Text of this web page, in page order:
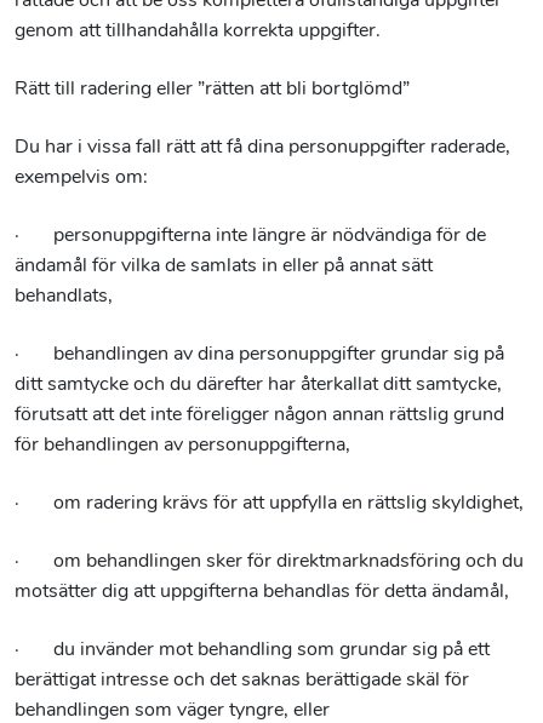
genom att tillhandahålla korrekta uppgifter.
Rätt till radering eller ”rätten att bli bortglömd”
Du har i vissa fall rätt att få dina personuppgifter raderade,
exempelvis om:
· personuppgifterna inte längre är nödvändiga för de
ändamål för vilka de samlats in eller på annat sätt
behandlats,
· behandlingen av dina personuppgifter grundar sig på
ditt samtycke och du därefter har återkallat ditt samtycke,
förutsatt att det inte föreligger någon annan rättslig grund
för behandlingen av personuppgifterna,
· om radering krävs för att uppfylla en rättslig skyldighet,
· om behandlingen sker för direktmarknadsföring och du
motsätter dig att uppgifterna behandlas för detta ändamål,
· du invänder mot behandling som grundar sig på ett
berättigat intresse och det saknas berättigade skäl för
behandlingen som väger tyngre, eller